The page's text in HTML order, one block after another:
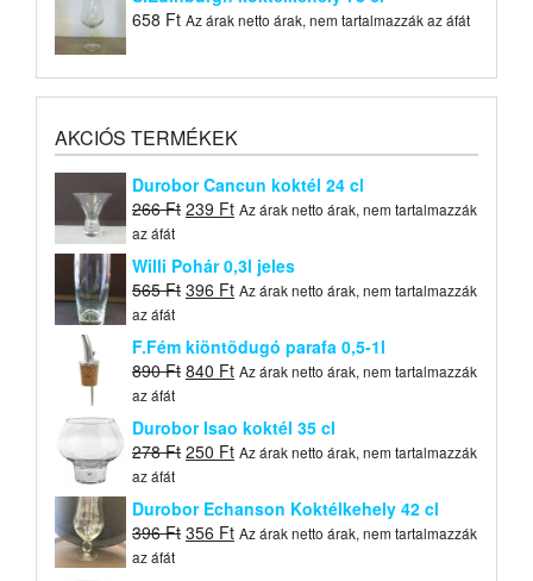
658 Ft Az árak netto árak, nem tartalmazzák az áfát
AKCIÓS TERMÉKEK
Durobor Cancun koktél 24 cl
266Ft Original
was:
266 Ft.
239 FtCurrent
is:
239 Ft.
Az árak netto árak, nem tartalmazzák
az áfát
Willi Pohár 0,3l jeles
565Ft Original
was:
565 Ft.
396 FtCurrent
is:
396 Ft.
Az árak netto árak, nem tartalmazzák
az áfát
F.Fém kiöntõdugó parafa 0,5-1l
890Ft Original
was:
890 Ft.
840 FtCurrent
is:
840 Ft.
Az árak netto árak, nem tartalmazzák
az áfát
Durobor Isao koktél 35 cl
278Ft Original
was:
278 Ft.
250 FtCurrent
250 Ft.
Az árak netto árak, nem tartalmazzák
az áfát
Durobor Echanson Koktélkehely 42 cl
396Ft Original
356 FtCurrent
Az árak netto árak, nem tartalmazzák
az áfát